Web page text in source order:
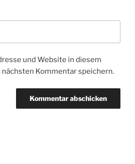
und Website in diesem
Kommentar speichern.